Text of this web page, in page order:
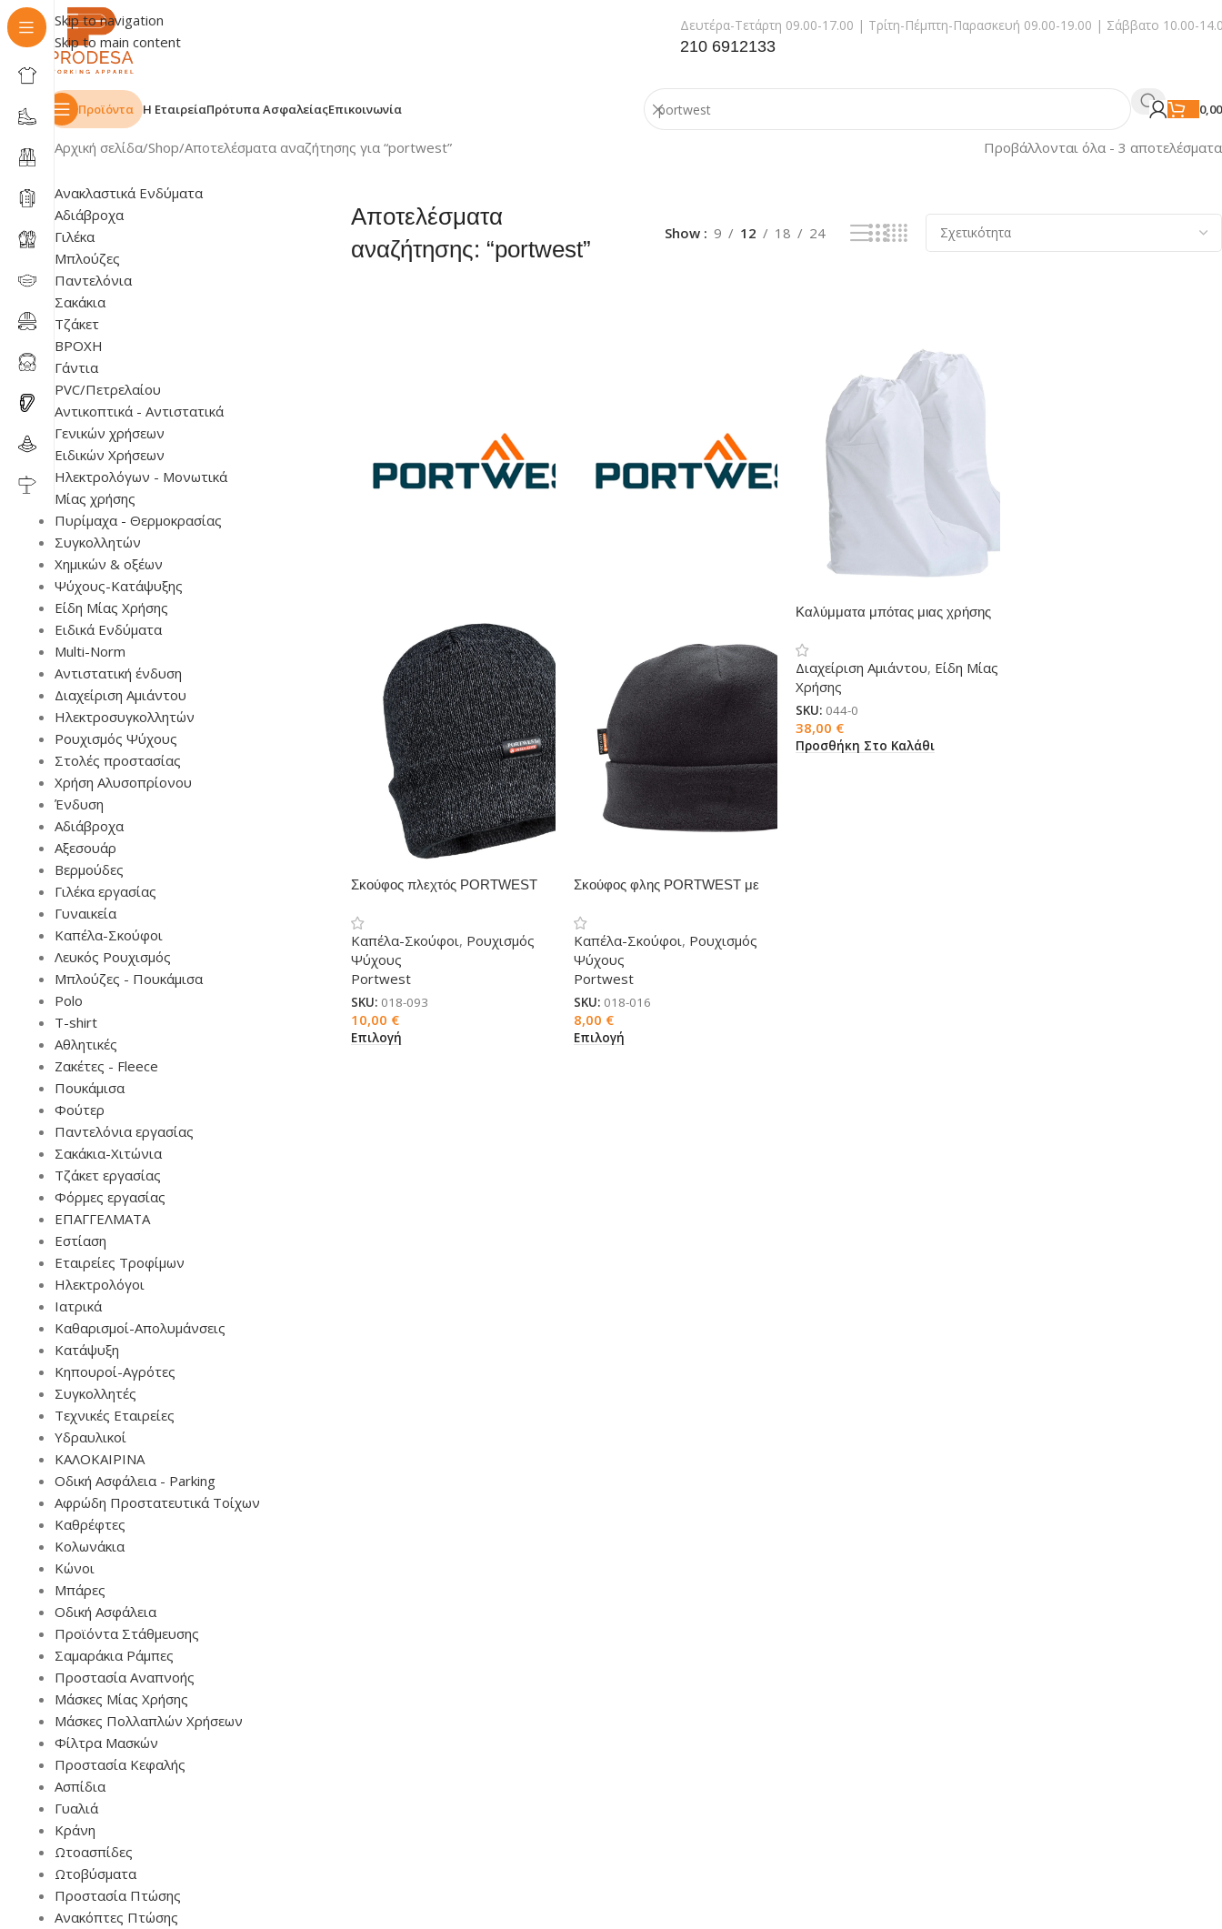
Skip to navigation
Skip to main content
Δευτέρα-Τετάρτη 09.00-17.00 | Τρίτη-Πέμπτη-Παρασκευή 09.00-19.00 | Σάββατο 10.00-
210 6912133
Προϊόντα Η ΕταιρείαΠρότυπα ΑσφαλείαςΕπικοινωνία
Αρχική σελίδα Shop Αποτελέσματα αναζήτησης για “portwest” Προβάλλονται όλα - 3 αποτελέσματα
Ανακλαστικά Ενδύματα
Αδιάβροχα
Γιλέκα
Μπλούζες
Παντελόνια
Σακάκια
Τζάκετ
ΒΡΟΧΗ
Γάντια
PVC/Πετρελαίου
Αντικοπτικά - Αντιστατικά
Γενικών χρήσεων
Ειδικών Χρήσεων
Ηλεκτρολόγων - Μονωτικά
Μίας χρήσης
Πυρίμαχα - Θερμοκρασίας
Συγκολλητών
Χημικών & οξέων
Ψύχους-Κατάψυξης
Είδη Μίας Χρήσης
Ειδικά Ενδύματα
Multi-Norm
Αντιστατική ένδυση
Διαχείριση Αμιάντου
Ηλεκτροσυγκολλητών
Ρουχισμός Ψύχους
Στολές προστασίας
Χρήση Αλυσοπρίονου
Ένδυση
Αδιάβροχα
Αξεσουάρ
Βερμούδες
Γιλέκα εργασίας
Γυναικεία
Καπέλα-Σκούφοι
Λευκός Ρουχισμός
Μπλούζες - Πουκάμισα
Polo
T-shirt
Αθλητικές
Ζακέτες - Fleece
Πουκάμισα
Φούτερ
Παντελόνια εργασίας
Σακάκια-Χιτώνια
Τζάκετ εργασίας
Φόρμες εργασίας
ΕΠΑΓΓΕΛΜΑΤΑ
Εστίαση
Εταιρείες Τροφίμων
Ηλεκτρολόγοι
Ιατρικά
Καθαρισμοί-Απολυμάνσεις
Κατάψυξη
Κηπουροί-Αγρότες
Συγκολλητές
Τεχνικές Εταιρείες
Υδραυλικοί
ΚΑΛΟΚΑΙΡΙΝΑ
Οδική Ασφάλεια - Parking
Αφρώδη Προστατευτικά Τοίχων
Καθρέφτες
Κολωνάκια
Κώνοι
Μπάρες
Οδική Ασφάλεια
Προϊόντα Στάθμευσης
Σαμαράκια Ράμπες
Προστασία Αναπνοής
Μάσκες Μίας Χρήσης
Μάσκες Πολλαπλών Χρήσεων
Φίλτρα Μασκών
Προστασία Κεφαλής
Ασπίδια
Γυαλιά
Κράνη
Ωτοασπίδες
Ωτοβύσματα
Προστασία Πτώσης
Ανακόπτες Πτώσης
Αποτελέσματα
αναζήτησης: “portwest”
Show 9 12 18 24
Σκούφος πλεχτός PORTWEST
Καπέλα-Σκούφοι, Ρουχισμός
Ψύχους
Portwest
SKU: 018-093
10,00 €
Επιλογή
Σκούφος φλης PORTWEST με
Καπέλα-Σκούφοι, Ρουχισμός
Ψύχους
Portwest
SKU: 018-016
8,00 €
Επιλογή
Καλύμματα μπότας μιας χρήσης
Διαχείριση Αμιάντου, Είδη Μίας
Χρήσης
SKU: 044-0
38,00 €
Προσθήκη Στο Καλάθι